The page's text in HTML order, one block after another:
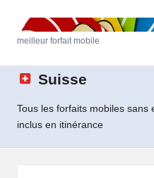
M
ll
e
u
r
meilleur forfait mobile
Suisse
Tous les forfaits mobiles sans
inclus en itinérance